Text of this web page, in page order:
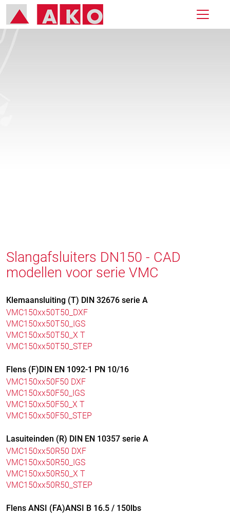
Slangafsluiters DN150 - CAD
modellen voor serie VMC
Klemaansluiting (T) DIN 32676 serie A
VMC150xx50T50_DXF
VMC150xx50T50_IGS
VMC150xx50T50_X T
VMC150xx50T50_STEP
Flens (F)DIN EN 1092-1 PN 10/16
VMC150xx50F50 DXF
VMC150xx50F50_IGS
VMC150xx50F50_X T
VMC150xx50F50_STEP
Lasuiteinden (R) DIN EN 10357 serie A
VMC150xx50R50 DXF
VMC150xx50R50_IGS
VMC150xx50R50_X T
VMC150xx50R50_STEP
Flens ANSI (FA)ANSI B 16.5 / 150lbs